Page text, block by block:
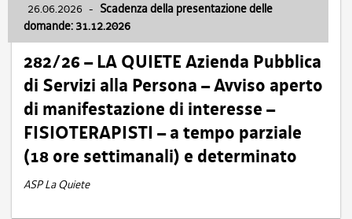
26.06.2026 - Scadenza della presentazione delle
domande: 31.12.2026
282/26 – LA QUIETE Azienda Pubblica
di Servizi alla Persona – Avviso aperto
di manifestazione di interesse –
FISIOTERAPISTI – a tempo parziale
(18 ore settimanali) e determinato
ASP La Quiete